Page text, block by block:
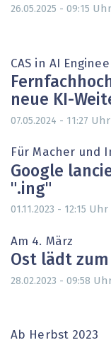
26.05.2025 - 09:15 Uhr
CAS in AI
neue KI-
07.05.2024 - 11:27 Uhr
Für Macher und
Google
".ing"
01.11.2023 - 12:15 Uhr
Am 4. März
Ost lädt
28.02.2023 - 09:58
Ab Herbst 2023